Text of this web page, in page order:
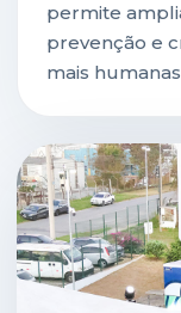
permite
prevenção e
mais